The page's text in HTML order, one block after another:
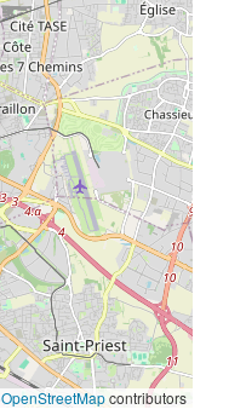
OpenStreetMapcontributors